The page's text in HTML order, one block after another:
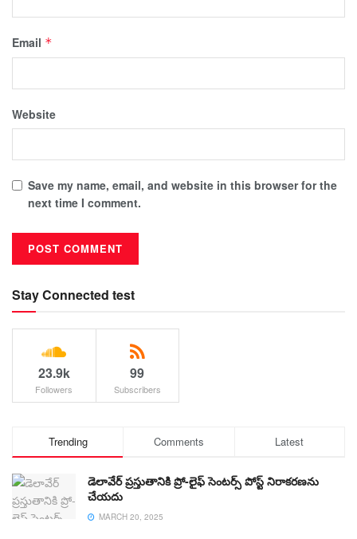
Email *
Website
Save my name, email, and website in this browser for the
next time I comment.
Stay Connected test
23.9k
Followers
99
Subscribers
Trending Comments Latest
డెలావేర్ ప్రస్తుతానికి ప్రో-లైఫ్ సెంటర్స్ పోస్ట్ నిరాకరణను
చేయదు
MARCH 20, 2025